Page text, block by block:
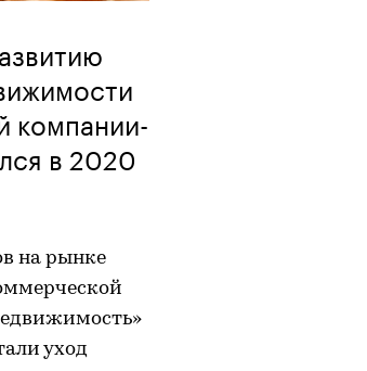
компании-
в 2020
на рынке
уход